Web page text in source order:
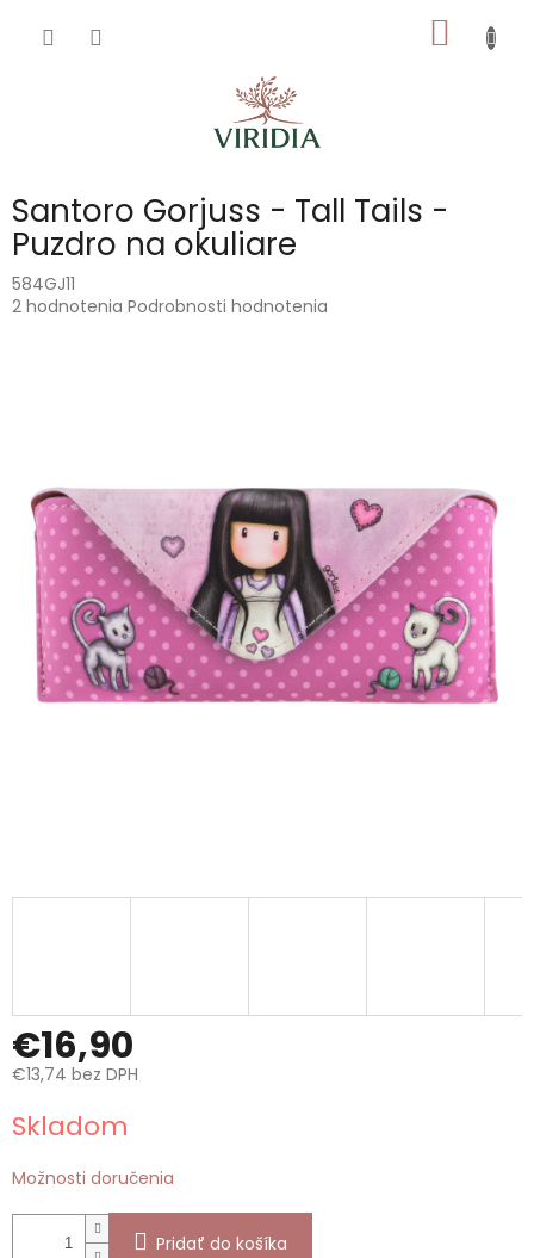
KOŠÍK
Santoro Gorjuss - Tall Tails -
Puzdro na okuliare
584GJ11
Priemerné
2 hodnotenia Podrobnosti hodnotenia
€16,90
€13,74 bez DPH
cena:
Skladom
Možnosti doručenia
Pridať do košíka